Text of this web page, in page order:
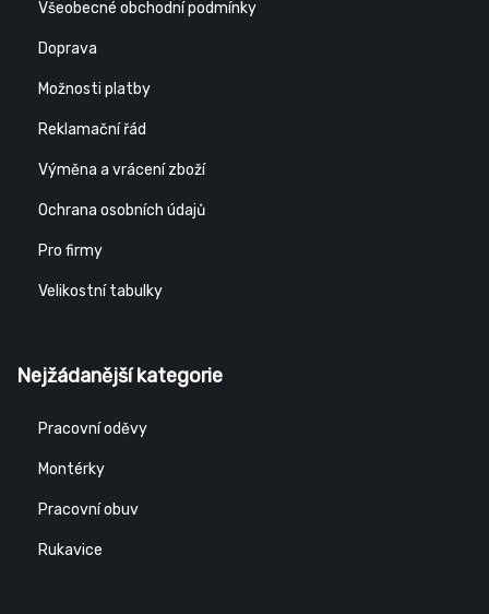
Všeobecné obchodní podmínky
Doprava
Možnosti platby
Reklamační řád
Výměna a vrácení zboží
Ochrana osobních údajů
Pro firmy
Velikostní tabulky
Nejžádanější kategorie
Pracovní oděvy
Montérky
Pracovní obuv
Rukavice